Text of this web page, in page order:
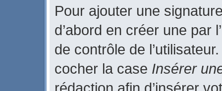
Pour ajouter une
d’abord en créer une par
de contrôle de
cocher la case Insérer